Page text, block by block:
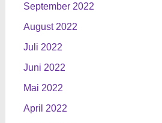
September 2022
August 2022
Juli 2022
Juni 2022
Mai 2022
April 2022